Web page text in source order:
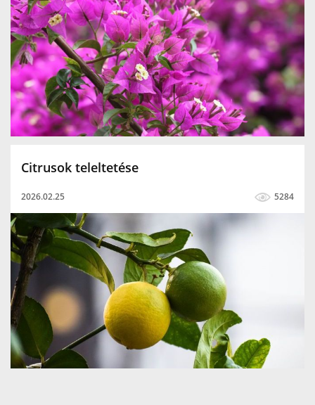
Citrusok teleltetése
2026.02.25 5284